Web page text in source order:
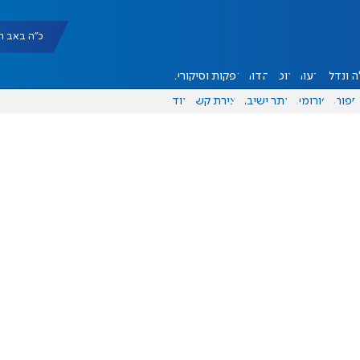
כ"ה באב תשפ"ו
ונדל"ן דעות אוכל יהדות הפקות וסיקורים
ספורט פורומים אתר ישיבה יצירת קשר עוד